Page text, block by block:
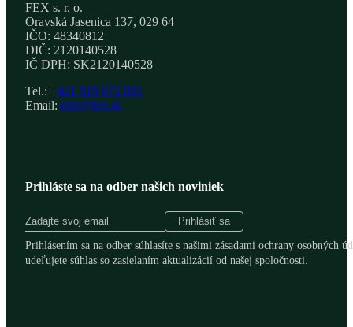
FEX s. r. o.
Oravská Jasenica 137, 029 64
IČO: 48340812
DIČ: 2120140528
IČ DPH: SK2120140528
Tel.: +421 919 075 005
Email: info@fex.sk
Prihláste sa na odber našich noviniek
Prihlásením sa na odber súhlasíte s našimi zásadami ochrany osobných
udeľujete súhlas so zasielaním aktualizácií od našej spoločnosti.